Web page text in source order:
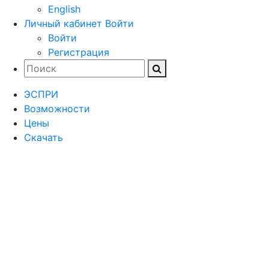
English
Личный кабинет Войти
Войти
Регистрация
ЭСПРИ
Возможности
Цены
Скачать